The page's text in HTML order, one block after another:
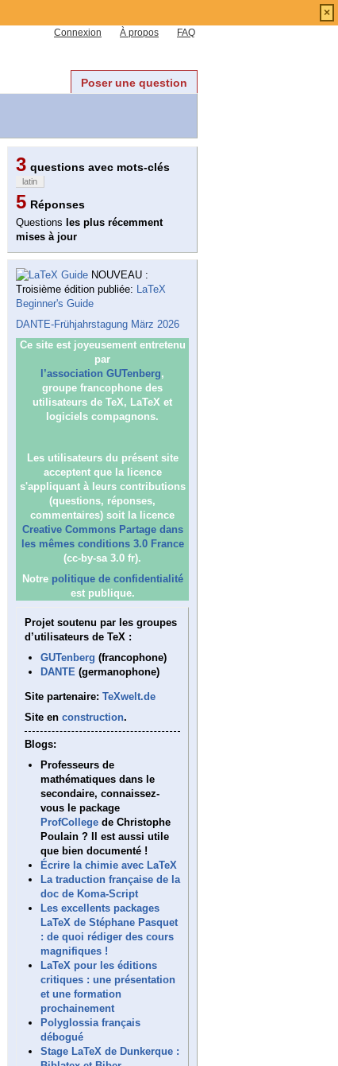
Connexion À propos FAQ
Poser une question
3 questions avec mots-clés
latin
5 Réponses
Questions les plus récemment
mises à jour
NOUVEAU :
Troisième édition publiée: LaTeX
Beginner's Guide
DANTE-Frühjahrstagung März 2026
Ce site est joyeusement entretenu
par
l’association GUTenberg,
groupe francophone des
utilisateurs de TeX, LaTeX et
logiciels compagnons.
Les utilisateurs du présent site
acceptent que la licence
s'appliquant à leurs contributions
(questions, réponses,
commentaires) soit la licence
Creative Commons Partage dans
les mêmes conditions 3.0 France
(cc-by-sa 3.0 fr).
Notre politique de confidentialité
est publique.
Projet soutenu par les groupes
d’utilisateurs de TeX :
GUTenberg (francophone)
DANTE (germanophone)
Site partenaire: TeXwelt.de
Site en construction.
Blogs:
Professeurs de
mathématiques dans le
secondaire, connaissez-
vous le package
ProfCollege de Christophe
Poulain ? Il est aussi utile
que bien documenté !
Écrire la chimie avec LaTeX
La traduction française de la
doc de Koma-Script
Les excellents packages
LaTeX de Stéphane Pasquet
: de quoi rédiger des cours
magnifiques !
LaTeX pour les éditions
critiques : une présentation
et une formation
prochainement
Polyglossia français
débogué
Stage LaTeX de Dunkerque :
×